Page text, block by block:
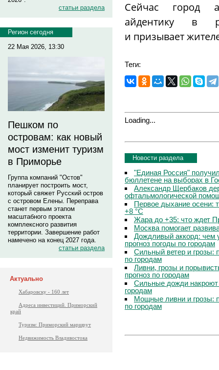
статьи раздела
Регион сегодня
22 Мая 2026, 13:30
Пешком по
островам: как новый
мост изменит туризм
в Приморье
Группа компаний "Остов"
планирует построить мост,
который свяжет Русский остров
с островом Елены. Переправа
станет первым этапом
масштабного проекта
комплексного развития
территории. Завершение работ
намечено на конец 2027 года.
статьи раздела
Актуально
Хабаровску - 160 лет
Адреса инвестиций. Приморский
край
Туризм: Приморский маршрут
Недвижимость Владивостока
Сейчас город
айдентику в
и призывает
Теги:
Loading...
Новости раздела
"Единая Россия"
бюллетене на выборах в
Александр Щербаков
офтальмологической
Первое дыхание осени:
+8 °C
Жара до +35: что ждет
Москва помогает
Дождливый аккорд: чем
прогноз погоды по городам
Сильный ветер и грозы:
по городам
Ливни, грозы и
прогноз по городам
Сильные дожди
городам
Мощные ливни и грозы:
по городам